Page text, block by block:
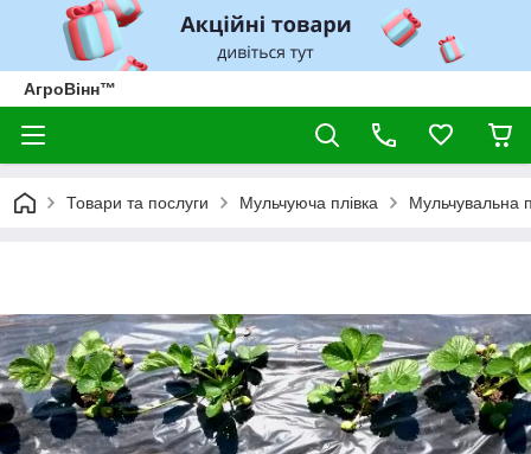
АгроВінн™
Товари та послуги Мульчуюча плівка Мульчувальна